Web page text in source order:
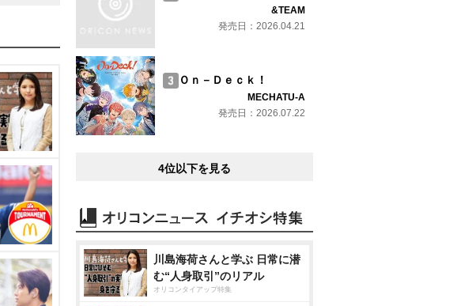
&TEAM
発売日：2026.04.21
Ｏｎ－Ｄｅｃｋ！
MECHATU-A
発売日：2026.07.22
4位以下を見る
川島海荷さんと学ぶ 日常に潜
む“人身取引”のリアル
オリコンタイアップ特集